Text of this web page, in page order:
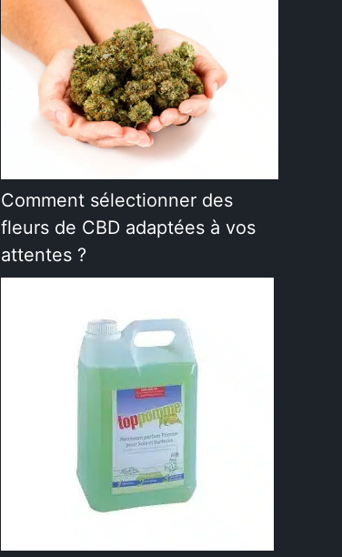
Comment sélectionner des
fleurs de CBD adaptées à vos
attentes ?